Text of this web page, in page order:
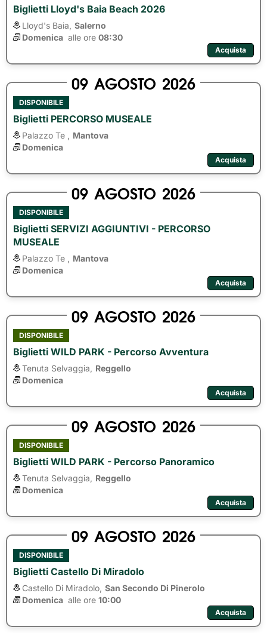
Biglietti Lloyd's Baia Beach 2026
Lloyd's Baia, Salerno
Domenica alle ore 08:30
Acquista
09 AGOSTO 2026
DISPONIBILE
Biglietti PERCORSO MUSEALE
Palazzo Te ,
Mantova
Domenica
Acquista
09 AGOSTO 2026
DISPONIBILE
Biglietti SERVIZI AGGIUNTIVI - PERCORSO
MUSEALE
Palazzo Te ,
Mantova
Domenica
Acquista
09 AGOSTO 2026
DISPONIBILE
Biglietti WILD PARK - Percorso Avventura
Tenuta Selvaggia,
Reggello
Domenica
Acquista
09 AGOSTO 2026
DISPONIBILE
Biglietti WILD PARK - Percorso Panoramico
Tenuta Selvaggia,
Reggello
Domenica
Acquista
09 AGOSTO 2026
DISPONIBILE
Biglietti Castello Di Miradolo
Castello Di Miradolo, San Secondo Di Pinerolo
Domenica alle ore 10:00
Acquista